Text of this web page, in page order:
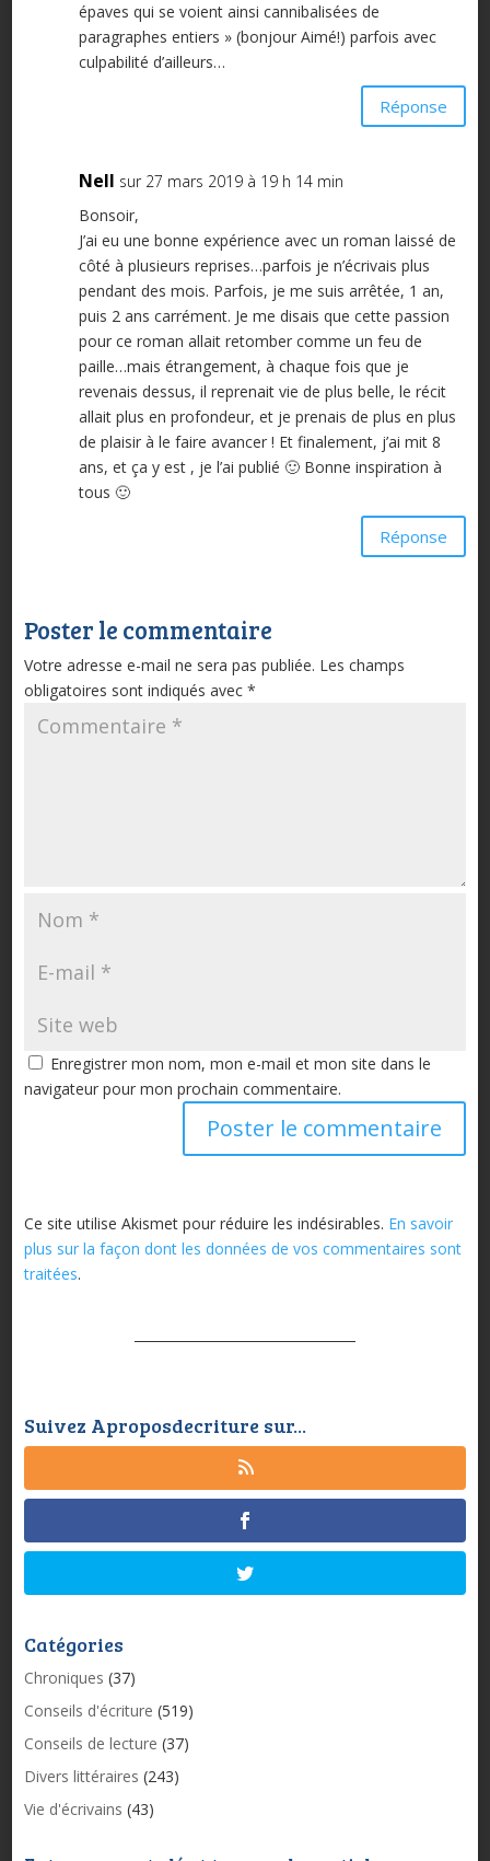
épaves qui se voient ainsi cannibalisées de
paragraphes entiers » (bonjour Aimé!) parfois avec
culpabilité d’ailleurs…
Réponse
Nell sur 27 mars 2019 à 19 h 14 min
Bonsoir,
J’ai eu une bonne expérience avec un roman laissé de
côté à plusieurs reprises…parfois je n’écrivais plus
pendant des mois. Parfois, je me suis arrêtée, 1 an,
puis 2 ans carrément. Je me disais que cette passion
pour ce roman allait retomber comme un feu de
paille…mais étrangement, à chaque fois que je
revenais dessus, il reprenait vie de plus belle, le récit
allait plus en profondeur, et je prenais de plus en plus
de plaisir à le faire avancer ! Et finalement, j’ai mit 8
ans, et ça y est , je l’ai publié 🙂 Bonne inspiration à
tous 🙂
Réponse
Poster le commentaire
Votre adresse e-mail ne sera pas publiée. Les champs
obligatoires sont indiqués avec *
Enregistrer mon nom, mon e-mail et mon site dans le
navigateur pour mon prochain commentaire.
Ce site utilise Akismet pour réduire les indésirables. En savoir
plus sur la façon dont les données de vos commentaires sont
traitées.
Suivez Aproposdecriture sur...
Catégories
Chroniques (37)
Conseils d'écriture (519)
Conseils de lecture (37)
Divers littéraires (243)
Vie d'écrivains (43)